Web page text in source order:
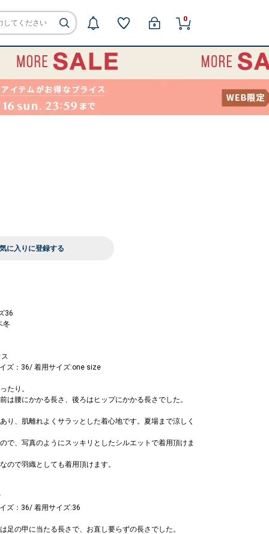
0
に入りに登録する
36
冬
ズ：36/ 着用サイズ:one size
たり。
は腰にかかる長さ、後ろはヒップにかかる長さでした。
り、肌離れよくサラッとした着心地です。夏場まで涼しく
で、写真のようにスッキリとしたシルエットで着用頂けま
ので羽織としても着用頂けます。
ズ：36/ 着用サイズ:36
足の甲に当たる長さで、お直し要らずの長さでした。